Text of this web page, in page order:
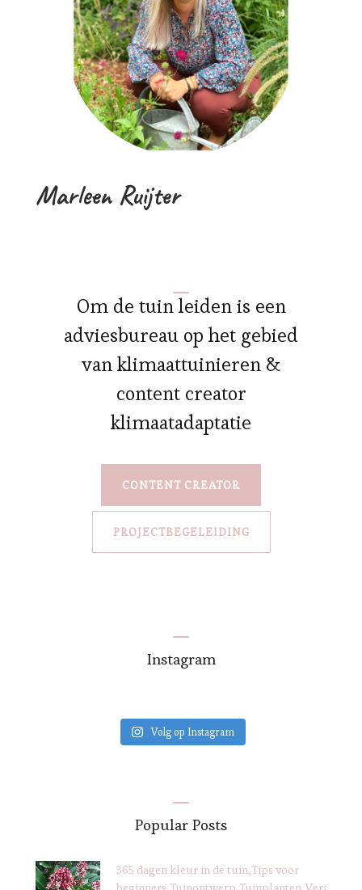
Marleen Ruijter
Om de tuin leiden is een
adviesbureau op het gebied
van klimaattuinieren &
content creator
klimaatadaptatie
CONTENT CREATOR
PROJECTBEGELEIDING
Instagram
Volg op Instagram
Popular Posts
365 dagen kleur in de tuin Tips voor